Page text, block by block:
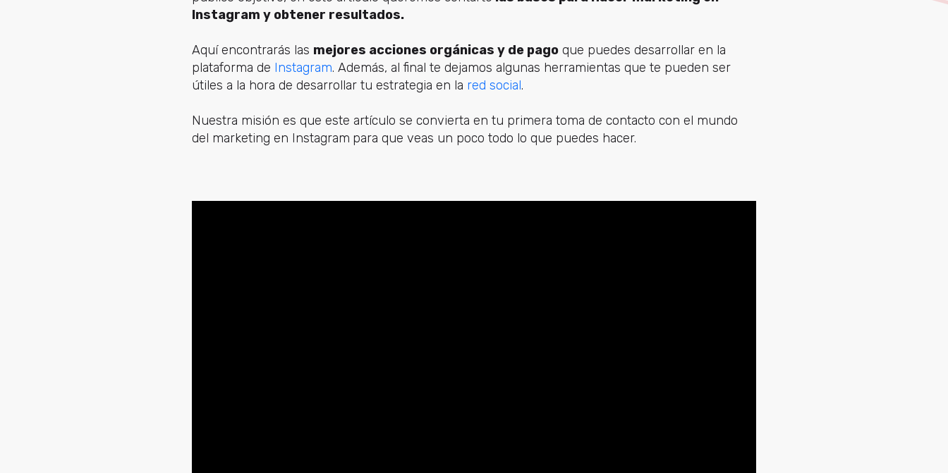
Instagram y obtener resultados.
Aquí encontrarás las mejores acciones orgánicas y de pago que puedes desarrollar en la
plataforma de Instagram. Además, al final te dejamos algunas herramientas que te pueden ser
útiles a la hora de desarrollar tu estrategia en la red social.
Nuestra misión es que este artículo se convierta en tu primera toma de contacto con el mundo
del marketing en Instagram para que veas un poco todo lo que puedes hacer.